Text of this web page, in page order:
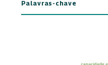
Palavras-chave